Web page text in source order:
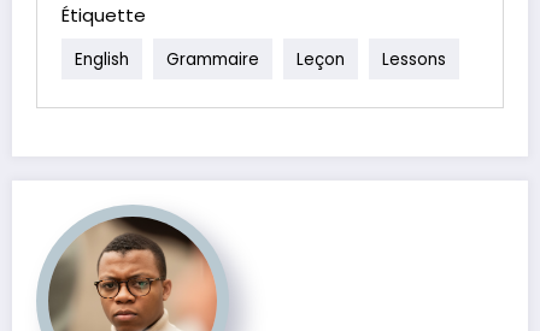
Étiquette
English Grammaire Leçon Lessons